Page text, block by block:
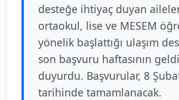
desteğe ihtiyaç duyan
ortaokul, lise ve MESEM
yönelik başlattığı ulaşım
son başvuru haftasının
duyurdu. Başvurular, 8
tarihinde tamamlanacak.